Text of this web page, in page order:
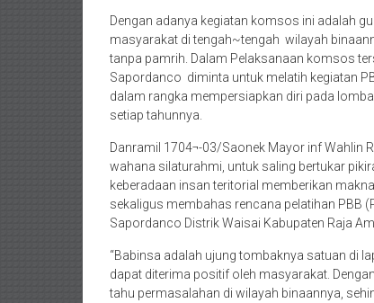
Dengan adanya kegiatan komsos ini adalah
masyarakat di tengah~tengah wilayah
tanpa pamrih. Dalam Pelaksanaan komsos
Sapordanco diminta untuk melatih kegiatan
dalam rangka mempersiapkan diri pada
setiap tahunnya.
Danramil 1704¬-03/Saonek Mayor inf Wahlin
wahana silaturahmi, untuk saling bertukar
keberadaan insan teritorial memberikan
sekaligus membahas rencana pelatihan PBB
Sapordanco Distrik Waisai Kabupaten Raja
“Babinsa adalah ujung tombaknya satuan di
dapat diterima positif oleh masyarakat.
tahu permasalahan di wilayah binaannya,